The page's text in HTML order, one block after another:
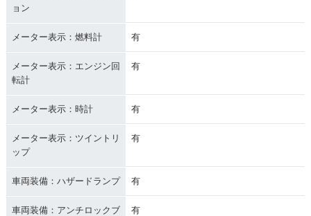
ョン
メーター表示：燃料計 有
メーター表示：エンジン回
転計
有
メーター表示：時計 有
メーター表示：ツイントリ
ップ
有
車両装備：ハザードランプ 有
車両装備：アンチロックブ
有